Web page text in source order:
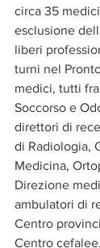
circa 35
esclusione
liberi
turni nel
medici, tutti
Soccorso e
direttori di
di Radiologia,
Medicina,
Direzione
ambulatori di
Centro
Centro